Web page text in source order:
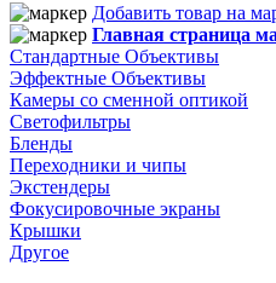
Добавить товар на
Главная страница
Стандартные Объективы
Эффектные Объективы
Камеры со сменной оптикой
Светофильтры
Бленды
Переходники и чипы
Экстендеры
Фокусировочные экраны
Крышки
Другое